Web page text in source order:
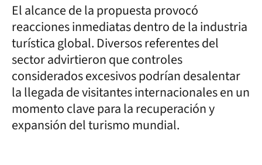
El alcance de la propuesta provocó
reacciones inmediatas dentro de la industria
turística global. Diversos referentes del
sector advirtieron que controles
considerados excesivos podrían desalentar
la llegada de visitantes internacionales en un
momento clave para la recuperación y
expansión del turismo mundial.